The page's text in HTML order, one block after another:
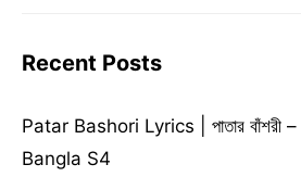
Recent Posts
Patar Bashori Lyrics | পাতার বাঁশরী
Bangla S4